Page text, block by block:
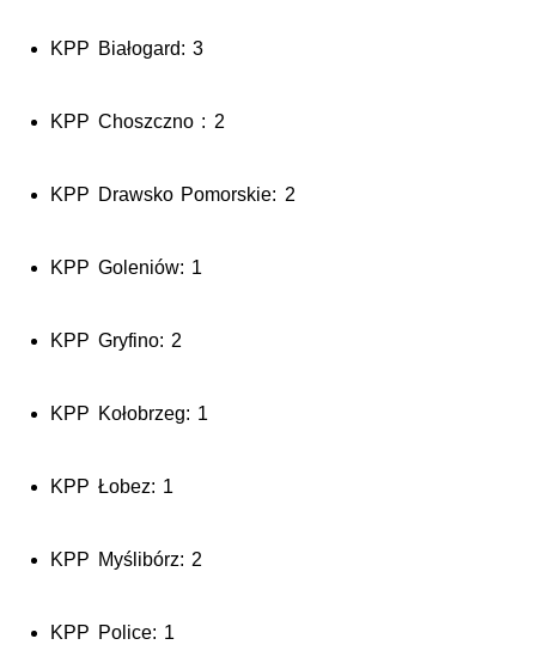
KPP Białogard: 3
KPP Choszczno : 2
KPP Drawsko Pomorskie: 2
KPP Goleniów: 1
KPP Gryfino: 2
KPP Kołobrzeg: 1
KPP Łobez: 1
KPP Myślibórz: 2
KPP Police: 1